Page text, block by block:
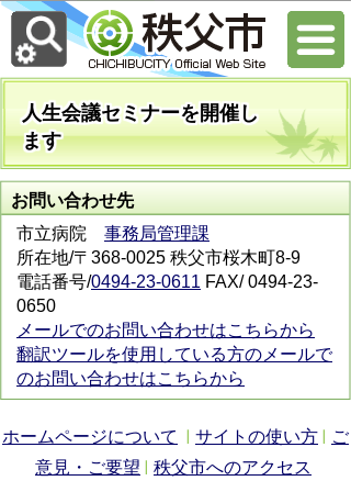
人生会議セミナーを開催し
ます
お問い合わせ先
市立病院 事務局管理課
所在地/〒368-0025 秩父市桜木町8-9
電話番号/0494-23-0611 FAX/ 0494-23-
0650
メールでのお問い合わせはこちらから
翻訳ツールを使用している方のメールで
のお問い合わせはこちらから
ホームページについて サイトの使い方
ご
意見・ご要望
秩父市へのアクセス